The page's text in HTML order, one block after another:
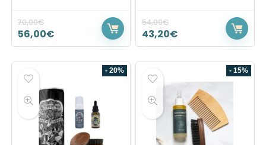
70,00€
56,00€
54,00€
43,20€
- 20% - 15%